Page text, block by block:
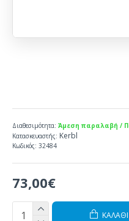
73,00€
Διαθεσιμότητα: Άμεση παραλαβή /
Κατασκευαστής: Kerbl
Κωδικός: 32484
ΚΑΛΆΘΙ